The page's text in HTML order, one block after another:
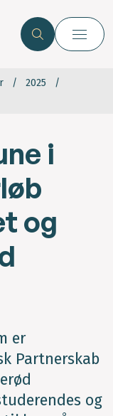
2025
i
og
er
Partnerskab
og